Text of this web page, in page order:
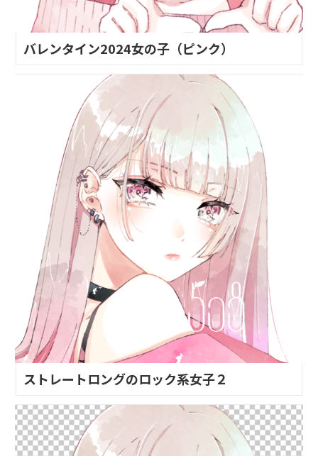
バレンタイン2024女の子（ピンク）
ストレートロングのロック系女子２